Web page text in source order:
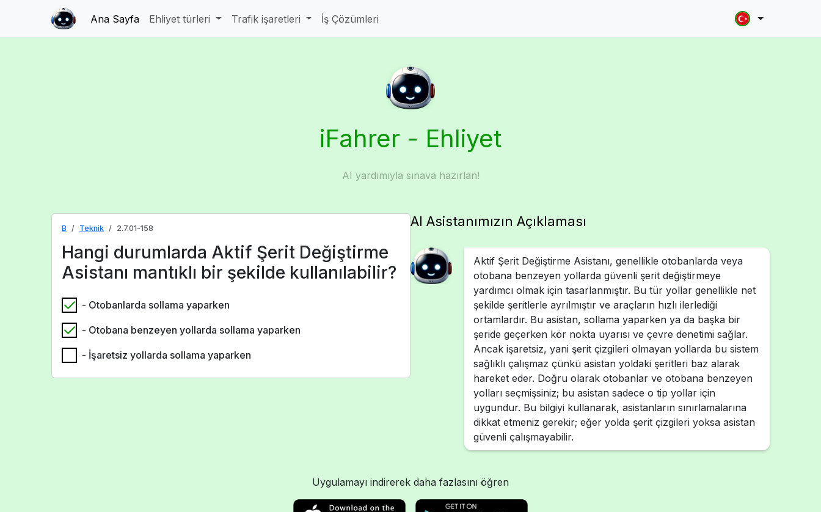
Ana Sayfa Ehliyet türleri Trafik işaretleri İş Çözümleri
iFahrer - Ehliyet
AI yardımıyla sınava hazırlan!
B Teknik 2.7.01-158
Hangi durumlarda Aktif Şerit Değiştirme
Asistanı mantıklı bir şekilde kullanılabilir?
- Otobanlarda sollama yaparken
- Otobana benzeyen yollarda sollama yaparken
- İşaretsiz yollarda sollama yaparken
AI Asistanımızın Açıklaması
Aktif Şerit Değiştirme Asistanı, genellikle otobanlarda veya
otobana benzeyen yollarda güvenli şerit değiştirmeye
yardımcı olmak için tasarlanmıştır. Bu tür yollar genellikle net
şekilde şeritlerle ayrılmıştır ve araçların hızlı ilerlediği
ortamlardır. Bu asistan, sollama yaparken ya da başka bir
şeride geçerken kör nokta uyarısı ve çevre denetimi sağlar.
Ancak işaretsiz, yani şerit çizgileri olmayan yollarda bu sistem
sağlıklı çalışmaz çünkü asistan yoldaki şeritleri baz alarak
hareket eder. Doğru olarak otobanlar ve otobana benzeyen
yolları seçmişsiniz; bu asistan sadece o tip yollar için
uygundur. Bu bilgiyi kullanarak, asistanların sınırlamalarına
dikkat etmeniz gerekir; eğer yolda şerit çizgileri yoksa asistan
güvenli çalışmayabilir.
Uygulamayı indirerek daha fazlasını öğren